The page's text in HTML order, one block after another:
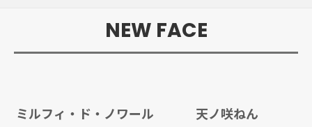
NEW FACE
ミルフィ・ド・ノワール 天ノ咲ねん